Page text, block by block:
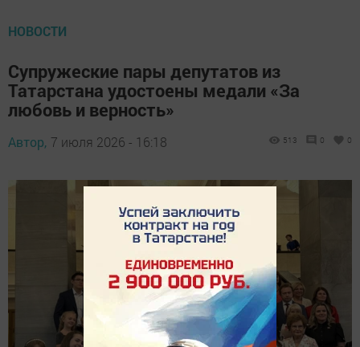
НОВОСТИ
Супружеские пары депутатов из
Татарстана удостоены медали «За
любовь и верность»
Автор, 7 июля 2026 - 16:18 513 0 0